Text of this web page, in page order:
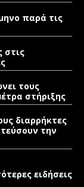
παρά τις
στις
τους
στήριξης
διαρρήκτες
την
ειδήσεις